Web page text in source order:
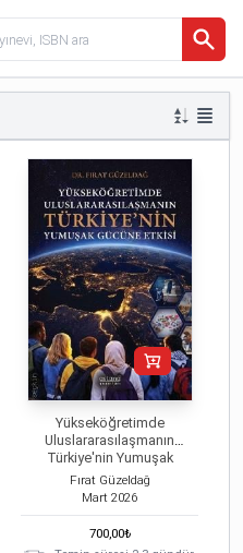
Yükseköğretimde
Uluslararasılaşmanın
Türkiye'nin Yumuşak
Gücüne Etkisi
Fırat Güzeldağ
Mart 2026
700,00₺